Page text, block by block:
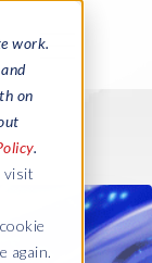
work.
on
.
visit
again.